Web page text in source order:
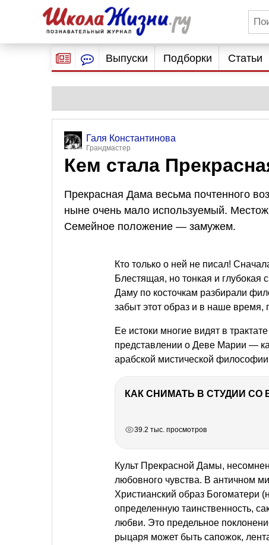
Выпуски Подборки Статьи
Галя Константинова
Грандмастер
Кем стала
Прекрасная Дама весьма почтенного
ныне очень мало используемый.
Семейное положение — замужем.
Кто только о ней не писал!
Блестящая, но тонкая и
Даму по косточкам разбирали
забыт этот образ и в наше время,
Ее истоки многие видят в
представлении о Деве Марии —
арабской мистической
КАК СНИМАТЬ В СТУДИИ
39.2 тыс. просмотров
Культ Прекрасной Дамы,
любовного чувства. В античном
Христианский образ Богоматери
определенную таинственность,
любви. Это предельное
рыцаря может быть сапожок,